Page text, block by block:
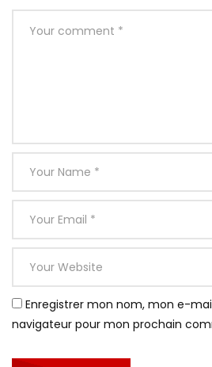
Enregistrer mon nom, mon e-
navigateur pour mon prochain